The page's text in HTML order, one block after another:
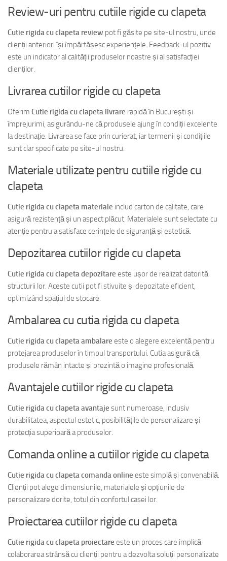
Review-uri pentru cutiile rigide cu clapeta
Cutie rigida cu clapeta review pot fi găsite pe site-ul nostru, unde
clienții anteriori își împărtășesc experiențele. Feedback-ul pozitiv
este un indicator al calității produselor noastre și al satisfacției
clienților.
Livrarea cutiilor rigide cu clapeta
Oferim Cutie rigida cu clapeta livrare rapidă în București și
împrejurimi, asigurându-ne că produsele ajung în condiții excelente
la destinație. Livrarea se face prin curierat, iar termenii și condițiile
sunt clar specificate pe site-ul nostru.
Materiale utilizate pentru cutiile rigide cu
clapeta
Cutie rigida cu clapeta materiale includ carton de calitate, care
asigură rezistență și un aspect plăcut. Materialele sunt selectate cu
atenție pentru a satisface cerințele de siguranță și estetică.
Depozitarea cutiilor rigide cu clapeta
Cutie rigida cu clapeta depozitare este ușor de realizat datorită
structurii lor. Aceste cutii pot fi stivuite și depozitate eficient,
optimizând spațiul de stocare.
Ambalarea cu cutia rigida cu clapeta
Cutie rigida cu clapeta ambalare este o alegere excelentă pentru
protejarea produselor în timpul transportului. Cutia asigură că
produsele rămân intacte și prezintă o imagine profesională.
Avantajele cutiilor rigide cu clapeta
Cutie rigida cu clapeta avantaje sunt numeroase, inclusiv
durabilitatea, aspectul estetic, posibilitățile de personalizare și
protecția superioară a produselor.
Comanda online a cutiilor rigide cu clapeta
Cutie rigida cu clapeta comanda online este simplă și convenabilă.
Clienții pot alege dimensiunile, materialele și opțiunile de
personalizare dorite, totul din confortul casei lor.
Proiectarea cutiilor rigide cu clapeta
Cutie rigida cu clapeta proiectare este un proces care implică
colaborarea strânsă cu clienții pentru a dezvolta soluții personalizate